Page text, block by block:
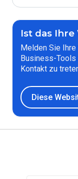
Ist das Ihre
Melden Sie Ihre
Business-Tools
Kontakt zu
Diese